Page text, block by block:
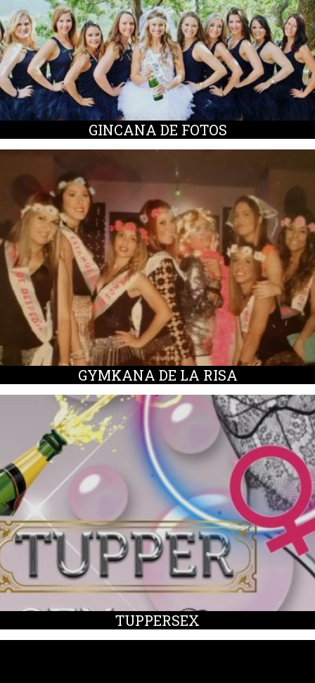
GINCANA DE FOTOS
GYMKANA DE LA RISA
TUPPERSEX